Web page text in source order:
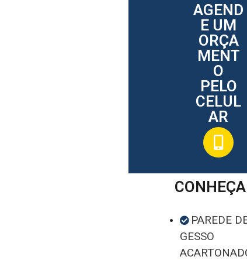
AGEND
E UM
ORÇA
MENT
O
PELO
CELUL
AR
PAREDE
GESSO